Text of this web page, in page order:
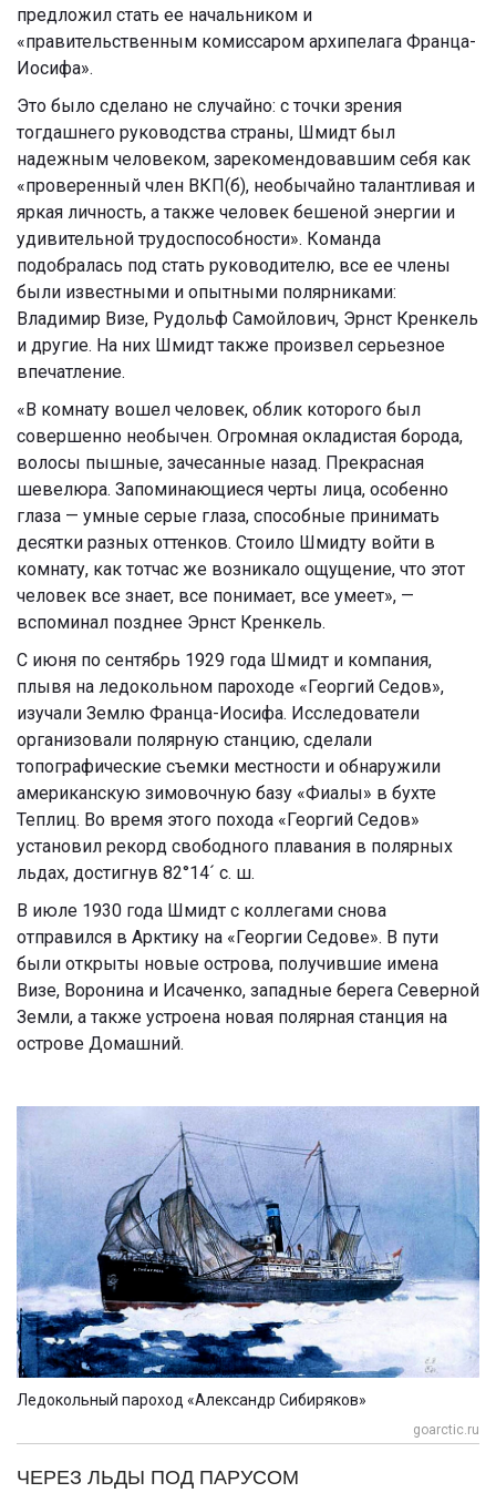
предложил стать ее начальником и
«правительственным комиссаром архипелага Франца-
Иосифа».
Это было сделано не случайно: с точки зрения
тогдашнего руководства страны, Шмидт был
надежным человеком, зарекомендовавшим себя как
«проверенный член ВКП(б), необычайно талантливая и
яркая личность, а также человек бешеной энергии и
удивительной трудоспособности». Команда
подобралась под стать руководителю, все ее члены
были известными и опытными полярниками:
Владимир Визе, Рудольф Самойлович, Эрнст Кренкель
и другие. На них Шмидт также произвел серьезное
впечатление.
«В комнату вошел человек, облик которого был
совершенно необычен. Огромная окладистая борода,
волосы пышные, зачесанные назад. Прекрасная
шевелюра. Запоминающиеся черты лица, особенно
глаза — умные серые глаза, способные принимать
десятки разных оттенков. Стоило Шмидту войти в
комнату, как тотчас же возникало ощущение, что этот
человек все знает, все понимает, все умеет», —
вспоминал позднее Эрнст Кренкель.
С июня по сентябрь 1929 года Шмидт и компания,
плывя на ледокольном пароходе «Георгий Седов»,
изучали Землю Франца-Иосифа. Исследователи
организовали полярную станцию, сделали
топографические съемки местности и обнаружили
американскую зимовочную базу «Фиалы» в бухте
Теплиц. Во время этого похода «Георгий Седов»
установил рекорд свободного плавания в полярных
льдах, достигнув 82°14´ с. ш.
В июле 1930 года Шмидт с коллегами снова
отправился в Арктику на «Георгии Седове». В пути
были открыты новые острова, получившие имена
Визе, Воронина и Исаченко, западные берега Северной
Земли, а также устроена новая полярная станция на
острове Домашний.
Ледокольный пароход «Александр Сибиряков»
goarctic.ru
ЧЕРЕЗ ЛЬДЫ ПОД ПАРУСОМ